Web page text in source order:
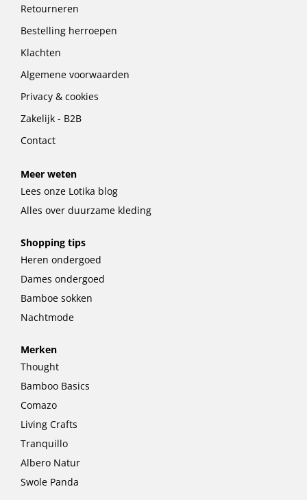
Retourneren
Bestelling herroepen
Klachten
Algemene voorwaarden
Privacy & cookies
Zakelijk - B2B
Contact
Meer weten
Lees onze Lotika blog
Alles over duurzame kleding
Shopping tips
Heren ondergoed
Dames ondergoed
Bamboe sokken
Nachtmode
Merken
Thought
Bamboo Basics
Comazo
Living Crafts
Tranquillo
Albero Natur
Swole Panda